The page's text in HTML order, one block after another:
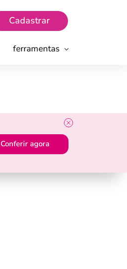
Cadastrar
ferramentas
Conferir agora